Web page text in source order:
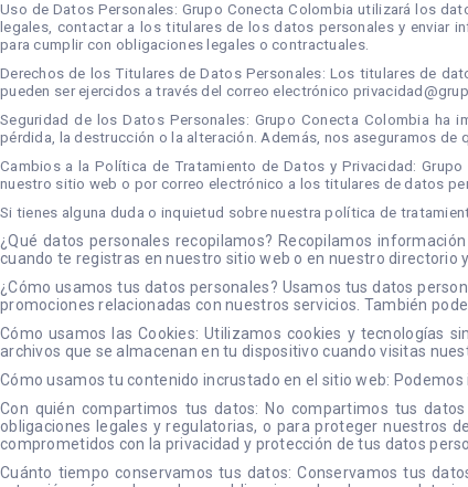
Uso de Datos Personales: Grupo Conecta Colombia utilizará los
legales, contactar a los titulares de los datos personales y enviar
para cumplir con obligaciones legales o contractuales.
Derechos de los Titulares de Datos Personales: Los titulares de
pueden ser ejercidos a través del correo electrónico
Seguridad de los Datos Personales: Grupo Conecta Colombia
pérdida, la destrucción o la alteración. Además, nos aseguramos
Cambios a la Política de Tratamiento de Datos y Privacidad:
nuestro sitio web o por correo electrónico a los titulares de datos
Si tienes alguna duda o inquietud sobre nuestra política de
¿Qué datos personales recopilamos? Recopilamos
cuando te registras en nuestro sitio web o en nuestro directorio
¿Cómo usamos tus datos personales? Usamos tus datos
promociones relacionadas con nuestros servicios. También
Cómo usamos las Cookies: Utilizamos cookies y tecnologías
archivos que se almacenan en tu dispositivo cuando visitas
Cómo usamos tu contenido incrustado en el sitio web:
Con quién compartimos tus datos: No compartimos tus
obligaciones legales y regulatorias, o para proteger nuestros
comprometidos con la privacidad y protección de tus datos
Cuánto tiempo conservamos tus datos: Conservamos tus